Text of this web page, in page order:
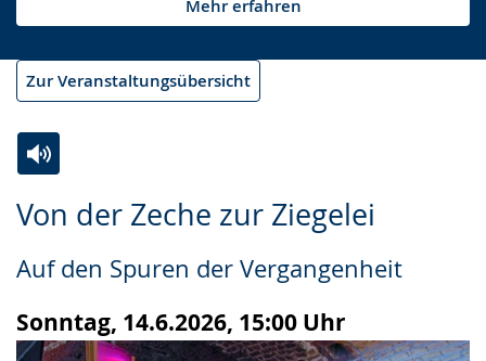
Mehr erfahren
Zur Veranstaltungsübersicht
Von der Zeche zur Ziegelei
Auf den Spuren der Vergangenheit
Sonntag, 14.6.2026, 15:00 Uhr
Leichten
wechseln.
Audio-
Video
Deutscher
Gebärdensprache
wird